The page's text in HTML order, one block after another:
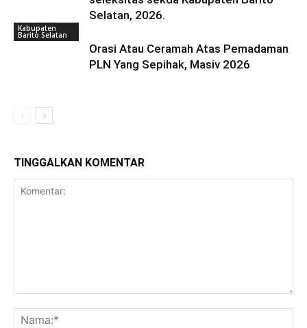
Selatan, 2026.
Kabupaten
Barito Selatan
Orasi Atau Ceramah Atas Pemadaman
PLN Yang Sepihak, Masiv 2026
TINGGALKAN KOMENTAR